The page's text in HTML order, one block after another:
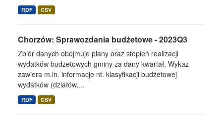
RDF CSV
Chorzów: Sprawozdania budżetowe - 2023Q3
Zbiór danych obejmuje plany oraz stopień realizacji
wydatków budżetowych gminy za dany kwartał. Wykaz
zawiera m.in. informacje nt. klasyfikacji budżetowej
wydatków (działów,...
RDF CSV